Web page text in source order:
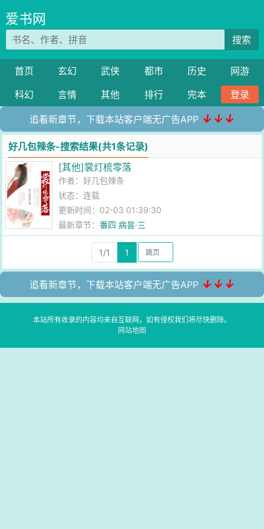
爱书网
搜索
首页 玄幻 武侠 都市 历史
网游
科幻
言情 其他 排行 完本 登录
追看新章节，下载本站客户端无广告APP ↓↓↓
好几包辣条-搜索结果(共1条记录)
[其他]裳灯梳零落
作者：好几包辣条
状态：连载
更新时间：02-03 01:39:30
最新章节：番四 病昙·三
1/1 1
追看新章节，下载本站客户端无广告APP ↓↓↓
本站所有收录的内容均来自互联网，如有侵权我们将尽快删除。
网站地图